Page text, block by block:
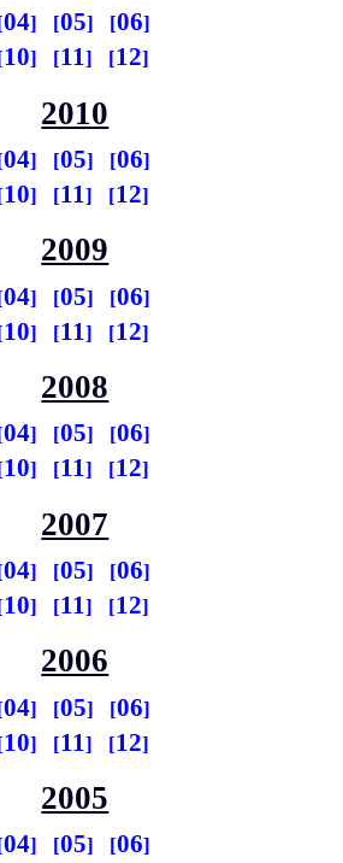
04 05
06
10 11 12
2010
04 05
06
10 11 12
2009
04 05
06
10 11 12
2008
04 05
06
10 11 12
2007
04 05
06
10 11 12
2006
04 05
06
10 11 12
2005
04 05
06